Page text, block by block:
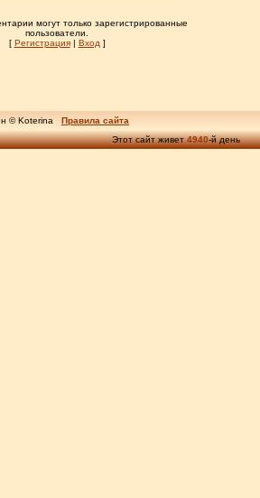
могут только зарегистрированные
пользователи.
[ Регистрация| Вход ]
© Koterina
Правила сайта
Этот сайт живет4940-й день